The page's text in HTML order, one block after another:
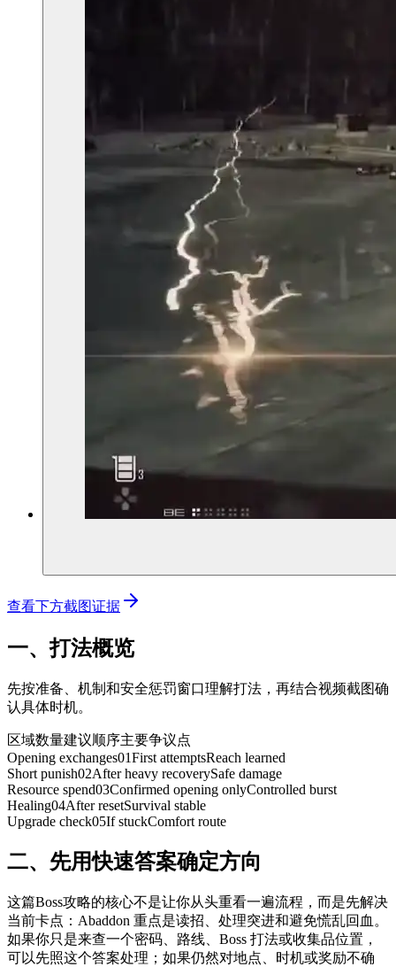
查看下方截图证据
一、打法概览
先按准备、机制和安全惩罚窗口理解打法，再结合视频截图确
认具体时机。
区域数量建议顺序主要争议点
Opening exchanges01First attemptsReach learned
Short punish02After heavy recoverySafe damage
Resource spend03Confirmed opening onlyControlled burst
Healing04After resetSurvival stable
Upgrade check05If stuckComfort route
二、 先用快速答案确定方向
这篇Boss攻略的核心不是让你从头重看一遍流程，而是先解决
当前卡点：Abaddon 重点是读招、处理突进和避免慌乱回血。
如果你只是来查一个密码、路线、Boss 打法或收集品位置，
可以先照这个答案处理；如果仍然对地点、时机或奖励不确